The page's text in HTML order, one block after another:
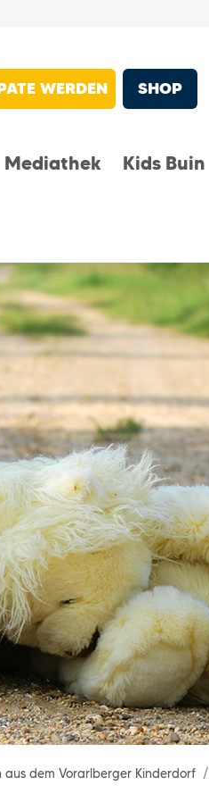
WERDEN SHOP
Mediathek Kids Buin
aus dem Vorarlberger Kinderdorf